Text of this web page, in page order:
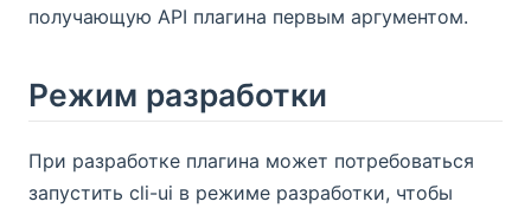
получающую API плагина первым аргументом.
Режим разработки
При разработке плагина может потребоваться
запустить cli-ui в режиме разработки, чтобы